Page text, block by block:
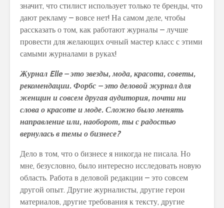
значит, что стилист использует только те бренды, что
дают рекламу – вовсе нет! На самом деле, чтобы
рассказать о том, как работают журналы – лучше
провести для желающих очный мастер класс с этими
самыми журналами в руках!
Журнал Elle– это звезды, мода, красота, советы,
рекомендации. Форбс – это деловой журнал для
женщин и совсем другая аудитория, почти ни
слова о красоте и моде. Сложно было менять
направление или, наоборот, ты с радостью
вернулась в темы о бизнесе?
Дело в том, что о бизнесе я никогда не писала. Но
мне, безусловно, было интересно исследовать новую
область. Работа в деловой редакции – это совсем
другой опыт. Другие журналисты, другие герои
материалов, другие требования к тексту, другие